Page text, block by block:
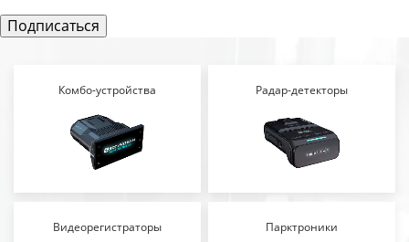
Комбо-устройства Радар-детекторы
Видеорегистраторы Парктроники